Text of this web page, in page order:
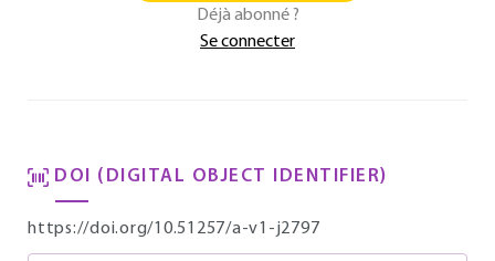
Déjà abonné ?
Se connecter
DOI (DIGITAL OBJECT IDENTIFIER)
https://doi.org/10.51257/a-v1-j2797